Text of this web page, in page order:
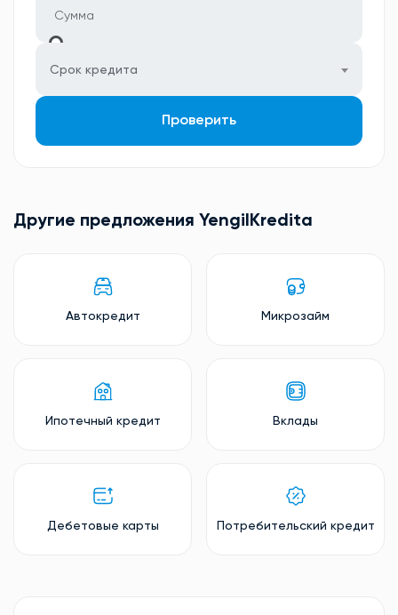
Срок кредита
Проверить
Другие предложения YengilKredita
Автокредит Микрозайм
Ипотечный кредит Вклады
Дебетовые карты Потребительский кредит